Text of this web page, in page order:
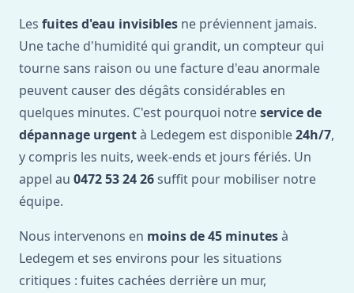
Les fuites d'eau invisibles ne préviennent jamais.
Une tache d'humidité qui grandit, un compteur qui
tourne sans raison ou une facture d'eau anormale
peuvent causer des dégâts considérables en
quelques minutes. C'est pourquoi notreservice de
dépannage urgentà Ledegem est disponible24h/7,
y compris les nuits, week-ends et jours fériés. Un
appel au 0472 53 24 26 suffit pour mobiliser notre
équipe.
Nous intervenons en moins de 45 minutesà
Ledegem et ses environs pour les situations
critiques : fuites cachées derrière un mur,